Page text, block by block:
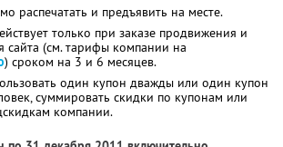
распечатать и предъявить на месте.
только при заказе продвижения и
сайта (см. тарифы компании на
) сроком на 3 и 6 месяцев.
один купон дважды или один купон
суммировать скидки по купонам или
компании.